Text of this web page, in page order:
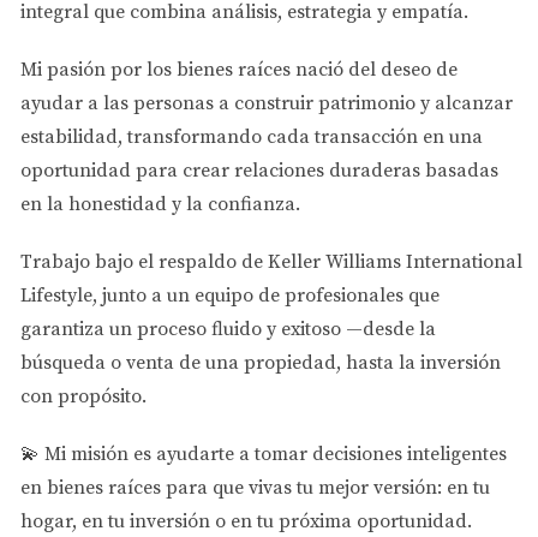
Revisión de contratos: Asegúrate de que todos los
Conocimiento sobre zonificación: Comprende cómo
las leyes locales afectan tu propiedad.
Protección ante fraudes: Un abogado puede
ayudarte a identificar señales de alerta.
Asesoría Financiera
asesoría financiera te permitirá conocer tus opciones de
financiamiento, tasas de interés y cómo estructurar tu
inversión para maximizar tus retornos.
Análisis del flujo de efectivo: Evalúa si la propiedad
generará ingresos suficientes.
Opciones de financiamiento: Compara hipotecas y
préstamos disponibles.
Planificación fiscal: Conoce las implicaciones
fiscales de tu inversión.
integral que combina análisis, estrategia y empatía.
Mi pasión por los bienes raíces nació del deseo de
ayudar a las personas a construir patrimonio y alcanzar
estabilidad, transformando cada transacción en una
oportunidad para crear relaciones duraderas basadas
en la honestidad y la confianza.
Trabajo bajo el respaldo de Keller Williams International
Lifestyle, junto a un equipo de profesionales que
garantiza un proceso fluido y exitoso —desde la
búsqueda o venta de una propiedad, hasta la inversión
con propósito.
💫 Mi misión es ayudarte a tomar decisiones inteligentes
en bienes raíces para que vivas tu mejor versión: en tu
hogar, en tu inversión o en tu próxima oportunidad.